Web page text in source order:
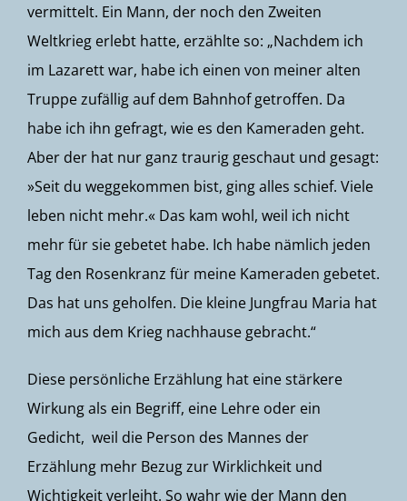
vermittelt. Ein Mann, der noch den Zweiten
Weltkrieg erlebt hatte, erzählte so: „Nachdem ich
im Lazarett war, habe ich einen von meiner alten
Truppe zufällig auf dem Bahnhof getroffen. Da
habe ich ihn gefragt, wie es den Kameraden geht.
Aber der hat nur ganz traurig geschaut und gesagt:
»Seit du weggekommen bist, ging alles schief. Viele
leben nicht mehr.« Das kam wohl, weil ich nicht
mehr für sie gebetet habe. Ich habe nämlich jeden
Tag den Rosenkranz für meine Kameraden gebetet.
Das hat uns geholfen. Die kleine Jungfrau Maria hat
mich aus dem Krieg nachhause gebracht.“
Diese persönliche Erzählung hat eine stärkere
Wirkung als ein Begriff, eine Lehre oder ein
Gedicht, weil die Person des Mannes der
Erzählung mehr Bezug zur Wirklichkeit und
Wichtigkeit verleiht. So wahr wie der Mann den